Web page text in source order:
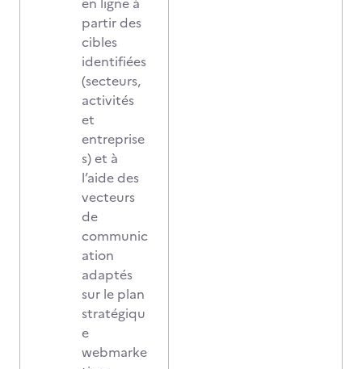
partir des
cibles
identifiées
(secteurs,
activités
et
entreprise
s) et à
l’aide des
vecteurs
de
communic
ation
adaptés
sur le plan
stratégiqu
e
webmarke